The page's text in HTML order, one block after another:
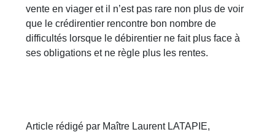
vente en viager et il n’est pas rare non plus de voir
que le crédirentier rencontre bon nombre de
difficultés lorsque le débirentier ne fait plus face à
ses obligations et ne règle plus les rentes.
Article rédigé par Maître Laurent LATAPIE,